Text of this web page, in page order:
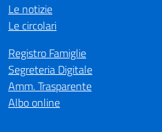
Le notizie
Le circolari
Registro Famiglie
Segreteria Digitale
Amm. Trasparente
Albo online